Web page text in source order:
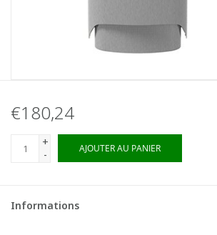
€180,24
+
-
AJOUTER AU PANIER
Informations